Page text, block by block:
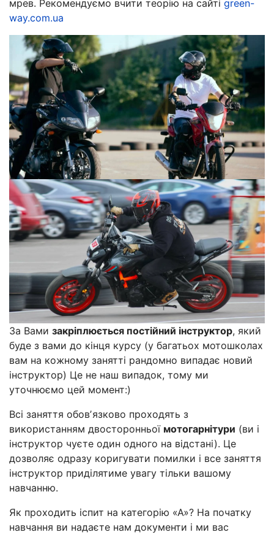
мрев. Рекомендуємо вчити теорію на сайті green-
way.com.ua
За Вами закріплюється постійний інструктор, який
буде з вами до кінця курсу (у багатьох мотошколах
вам на кожному занятті рандомно випадає новий
інструктор) Це не наш випадок, тому ми
уточнюємо цей момент:)
Всі заняття обовʼязково проходять з
використанням двосторонньої мотогарнітури (ви і
інструктор чуєте один одного на відстані). Це
дозволяє одразу коригувати помилки і все заняття
інструктор приділятиме увагу тільки вашому
навчанню.
Як проходить іспит на категорію «А»? На початку
навчання ви надаєте нам документи і ми вас